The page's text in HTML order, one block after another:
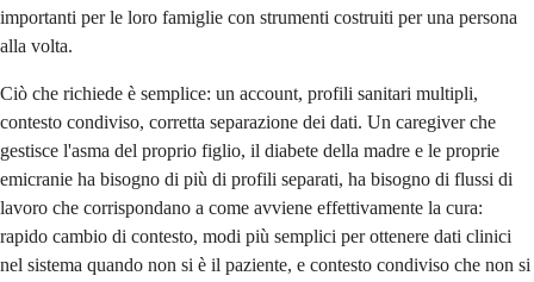
importanti per le loro famiglie con strumenti costruiti per una persona
alla volta.
Ciò che richiede è semplice: un account, profili sanitari multipli,
contesto condiviso, corretta separazione dei dati. Un caregiver che
gestisce l'asma del proprio figlio, il diabete della madre e le proprie
emicranie ha bisogno di più di profili separati, ha bisogno di flussi di
lavoro che corrispondano a come avviene effettivamente la cura:
rapido cambio di contesto, modi più semplici per ottenere dati clinici
nel sistema quando non si è il paziente, e contesto condiviso che non si